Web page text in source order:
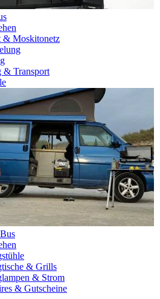
& Moskitonetz
& Transport
& Grills
& Strom
& Gutscheine